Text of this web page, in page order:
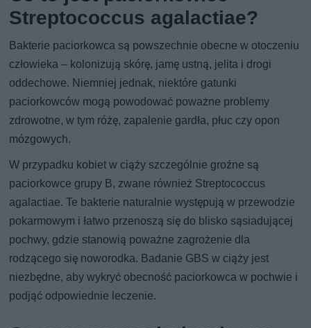
Streptococcus agalactiae?
Bakterie paciorkowca są powszechnie obecne w otoczeniu
człowieka – kolonizują skórę, jamę ustną, jelita i drogi
oddechowe. Niemniej jednak, niektóre gatunki
paciorkowców mogą powodować poważne problemy
zdrowotne, w tym różę, zapalenie gardła, płuc czy opon
mózgowych.
W przypadku kobiet w ciąży szczególnie groźne są
paciorkowce grupy B, zwane również Streptococcus
agalactiae. Te bakterie naturalnie występują w przewodzie
pokarmowym i łatwo przenoszą się do blisko sąsiadującej
pochwy, gdzie stanowią poważne zagrożenie dla
rodzącego się noworodka. Badanie GBS w ciąży jest
niezbędne, aby wykryć obecność paciorkowca w pochwie i
podjąć odpowiednie leczenie.